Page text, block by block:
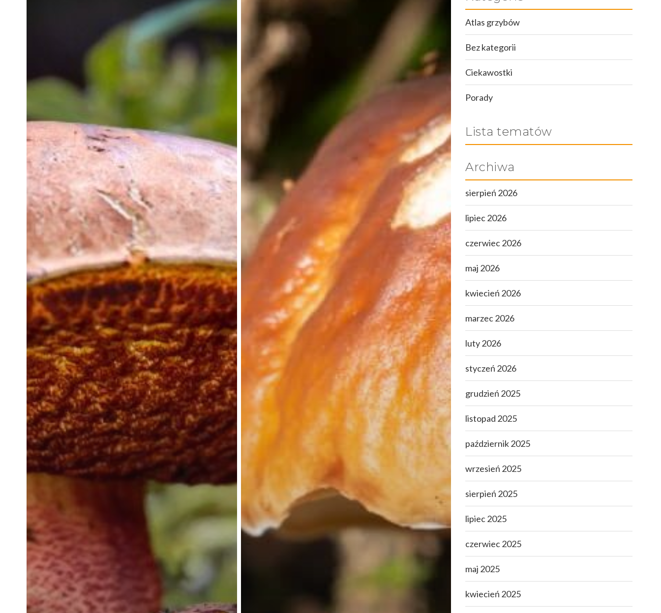
Hit enter to search or ESC to close
Atlas grzybów
Bez kategorii
Ciekawostki
Porady
Lista tematów
Archiwa
sierpień 2026
lipiec 2026
czerwiec 2026
maj 2026
kwiecień 2026
marzec 2026
luty 2026
styczeń 2026
grudzień 2025
listopad 2025
październik 2025
wrzesień 2025
sierpień 2025
lipiec 2025
czerwiec 2025
maj 2025
kwiecień 2025